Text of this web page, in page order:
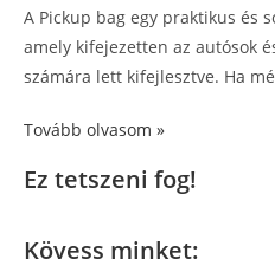
A Pickup bag egy praktikus és
amely kifejezetten az autósok
számára lett kifejlesztve. Ha
Tovább olvasom »
Ez tetszeni fog!
Kövess minket: